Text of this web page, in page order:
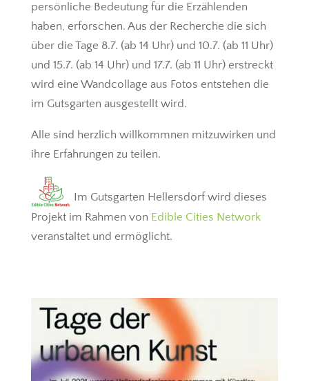
persönliche Bedeutung für die Erzählenden
haben, erforschen. Aus der Recherche die sich
über die Tage 8.7. (ab 14 Uhr) und 10.7. (ab 11 Uhr)
und 15.7. (ab 14 Uhr) und 17.7. (ab 11 Uhr) erstreckt
wird eine Wandcollage aus Fotos entstehen die
im Gutsgarten ausgestellt wird.
Alle sind herzlich willkommnen mitzuwirken und
ihre Erfahrungen zu teilen.
Im Gutsgarten Hellersdorf wird dieses
Projekt im Rahmen von Edible Cities Network
veranstaltet und ermöglicht.